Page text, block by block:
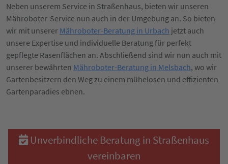
Neben unserem Service in Straßenhaus, bieten wir unseren
Mähroboter-Service nun auch in der Umgebung an. So bieten
wir mit unserer Mähroboter-Beratung in Urbach jetzt auch
unsere Expertise und individuelle Beratung für perfekt
gepflegte Rasenflächen an. Abschließend sind wir nun auch mit
unserer bewährten Mähroboter-Beratung in Melsbach, wo wir
Gartenbesitzern den Weg zu einem mühelosen und effizienten
Gartenparadies ebnen.
Unverbindliche Beratung in Straßenhaus
vereinbaren